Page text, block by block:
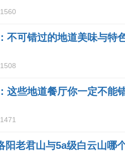
1560
不可错过的地道美味与特
1508
这些地道餐厅你一定不能
1471
阳老君山与5a级白云山哪